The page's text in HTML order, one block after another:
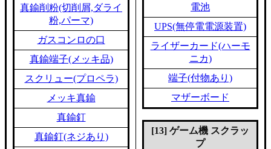
真鍮削粉(切削屑,ダライ
粉,パーマ)
ガスコンロの口
真鍮端子(メッキ品)
スクリュー(プロペラ)
メッキ真鍮
真鍮釘
真鍮釘(ネジあり)
電池
UPS(無停電電源装置)
ライザーカード(ハーモ
ニカ)
端子(付物あり)
マザーボード
[13] ゲーム機 スクラッ
プ